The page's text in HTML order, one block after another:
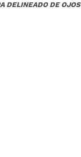
DELINEADO DE